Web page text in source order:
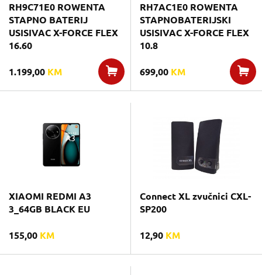
RH9C71E0 ROWENTA
STAPNO BATERIJ
USISIVAC X-FORCE FLEX
16.60
1.199,00 KM
RH7AC1E0 ROWENTA
STAPNOBATERIJSKI
USISIVAC X-FORCE FLEX
10.8
699,00 KM
XIAOMI REDMI A3
3_64GB BLACK EU
155,00 KM
Connect XL zvučnici CXL-
SP200
12,90 KM